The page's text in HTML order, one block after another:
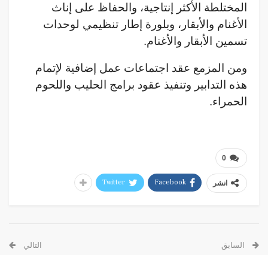
المختلطة الأكثر إنتاجية، والحفاظ على إناث
الأغنام والأبقار، وبلورة إطار تنظيمي لوحدات
تسمين الأبقار والأغنام.
ومن المزمع عقد اجتماعات عمل إضافية لإتمام
هذه التدابير وتنفيذ عقود برامج الحليب واللحوم
الحمراء.
0
انشر Facebook
Twitter
السابق التالي